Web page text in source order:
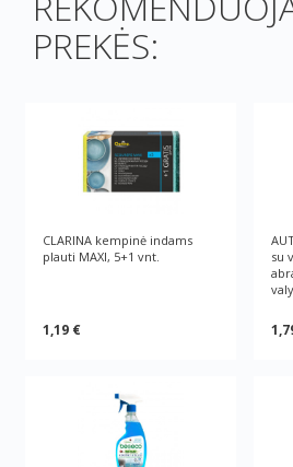
PREKĖS:
CLARINA kempinė indams
plauti MAXI, 5+1 vnt.
1,19 €
su